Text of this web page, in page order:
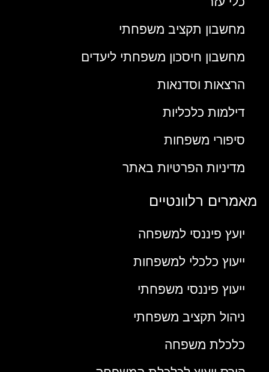
מחשבון תקציב משפחתי
מחשבון חיסכון משפחתי ליעדים
הרצאות וסדנאות
דילמות כלכליות
סיפורי משפחות
מדיניות הפרטיות באתר
מאמרים רלוונטיים
יועץ פיננסי למשפחה
ייעוץ כלכלי למשפחות
ייעוץ פיננסי משפחתי
ניהול תקציב משפחתי
כלכלת משפחה